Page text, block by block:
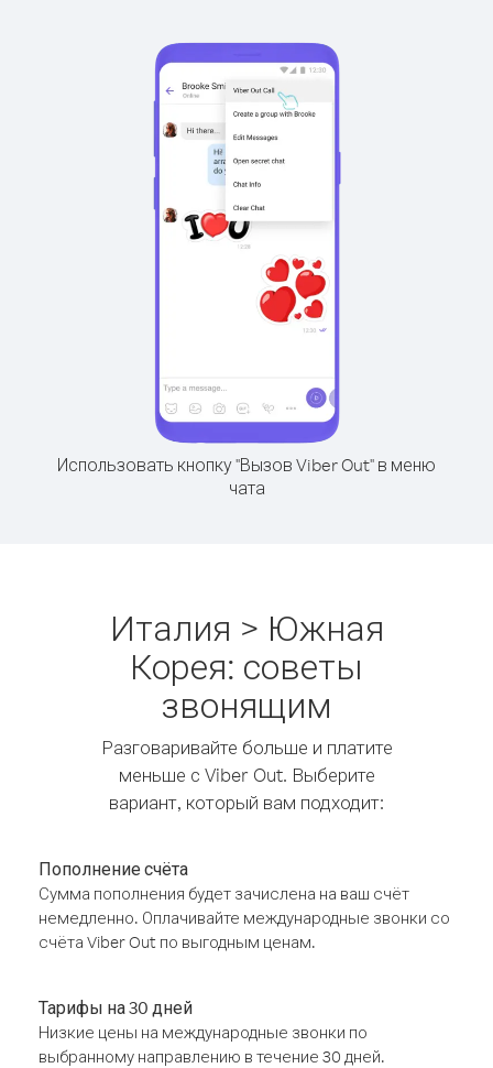
Использовать кнопку "Вызов Viber Out" в меню
чата
Италия > Южная
Корея: советы
звонящим
Разговаривайте больше и платите
меньше с Viber Out. Выберите
вариант, который вам подходит:
Пополнение счёта
Сумма пополнения будет зачислена на ваш счёт
немедленно. Оплачивайте международные звонки со
счёта Viber Out по выгодным ценам.
Тарифы на 30 дней
Низкие цены на международные звонки по
выбранному направлению в течение 30 дней.